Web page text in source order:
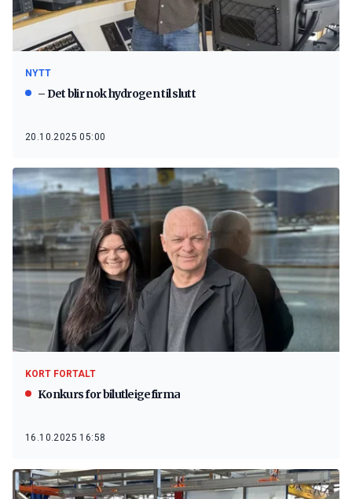
NYTT
– Det blir nok hydrogen til slutt
20.10.2025 05:00
KORT FORTALT
Konkurs for bilutleigefirma
16.10.2025 16:58